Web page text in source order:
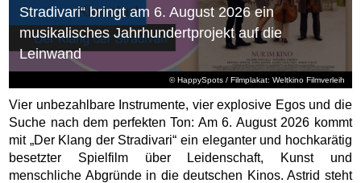
© HappySpots / Filmplakat: Weltkino Filmverleih
Stradivari“ bringt am 6. August 2026 ein
musikalisches Jahrhundertprojekt auf die
Leinwand
Vier unbezahlbare Instrumente, vier explosive Egos und die
Suche nach dem perfekten Ton: Am 6. August 2026 kommt
mit „Der Klang der Stradivari“ ein eleganter und hochkarätig
besetzter Spielfilm über Leidenschaft, Kunst und
menschliche Abgründe in die deutschen Kinos. Astrid steht